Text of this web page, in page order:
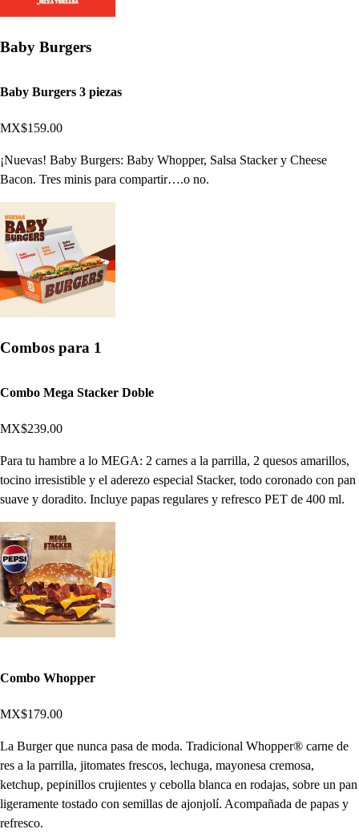
Baby Burgers
Baby Burgers 3 piezas
MX$159.00
¡Nuevas! Baby Burgers: Baby Whopper, Salsa Stacker y Cheese
Bacon. Tres minis para compartir….o no.
Combos para 1
Combo Mega Stacker Doble
MX$239.00
Para tu hambre a lo MEGA: 2 carnes a la parrilla, 2 quesos amarillos,
tocino irresistible y el aderezo especial Stacker, todo coronado con pan
suave y doradito. Incluye papas regulares y refresco PET de 400 ml.
Combo Whopper
MX$179.00
La Burger que nunca pasa de moda. Tradicional Whopper® carne de
res a la parrilla, jitomates frescos, lechuga, mayonesa cremosa,
ketchup, pepinillos crujientes y cebolla blanca en rodajas, sobre un pan
ligeramente tostado con semillas de ajonjolí. Acompañada de papas y
refresco.